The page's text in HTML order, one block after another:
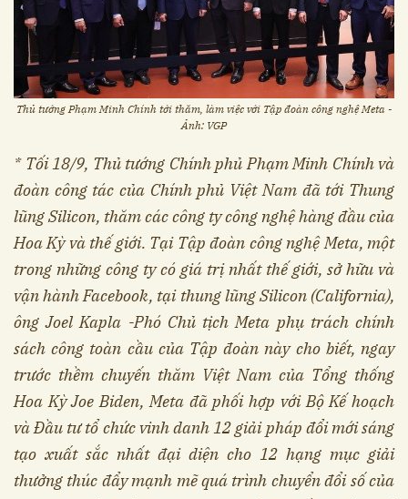
Thủ tướng Phạm Minh Chính tới thăm, làm việc với Tập đoàn công nghệ Meta -
Ảnh: VGP
* Tối 18/9, Thủ tướng Chính phủ Phạm Minh Chính và
đoàn công tác của Chính phủ Việt Nam đã tới Thung
lũng Silicon, thăm các công ty công nghệ hàng đầu của
Hoa Kỳ và thế giới. Tại Tập đoàn công nghệ Meta, một
trong những công ty có giá trị nhất thế giới, sở hữu và
vận hành Facebook, tại thung lũng Silicon (California),
ông Joel Kapla -Phó Chủ tịch Meta phụ trách chính
sách công toàn cầu của Tập đoàn này cho biết, ngay
trước thềm chuyến thăm Việt Nam của Tổng thống
Hoa Kỳ Joe Biden, Meta đã phối hợp với Bộ Kế hoạch
và Đầu tư tổ chức vinh danh 12 giải pháp đổi mới sáng
tạo xuất sắc nhất đại diện cho 12 hạng mục giải
thưởng thúc đẩy mạnh mẽ quá trình chuyển đổi số của